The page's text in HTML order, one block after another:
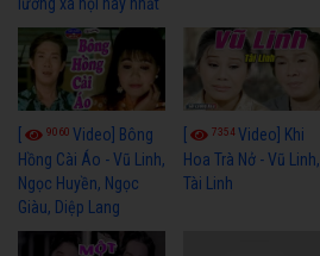
lương xã hội hay nhất
9060 Video] Bông
Hồng Cài Áo - Vũ Linh,
Ngọc Huyền, Ngọc
Giàu, Diệp Lang
7354Video] Khi
Hoa Trà Nở - Vũ Linh,
Tài Linh